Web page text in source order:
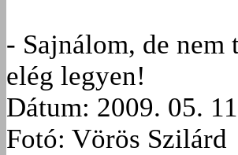
- Sajnálom, de
elég legyen!
Dátum: 2009. 05.
Fotó: Vörös Szilárd